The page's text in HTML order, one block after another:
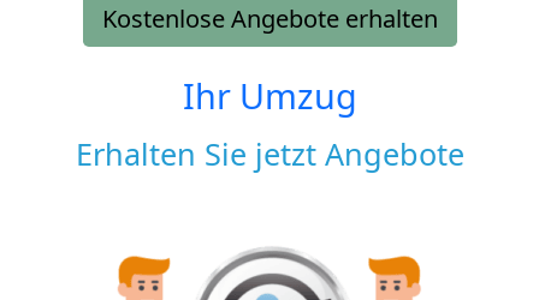
Kostenlose Angebote erhalten
Ihr Umzug
Erhalten Sie jetzt Angebote